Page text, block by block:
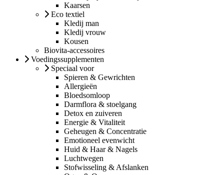
Kaarsen
Eco textiel
Kledij man
Kledij vrouw
Kousen
Biovita-accessoires
Voedingssupplementen
Speciaal voor
Spieren & Gewrichten
Allergieën
Bloedsomloop
Darmflora & stoelgang
Detox en zuiveren
Energie & Vitaliteit
Geheugen & Concentratie
Emotioneel evenwicht
Huid & Haar & Nagels
Luchtwegen
Stofwisseling & Afslanken